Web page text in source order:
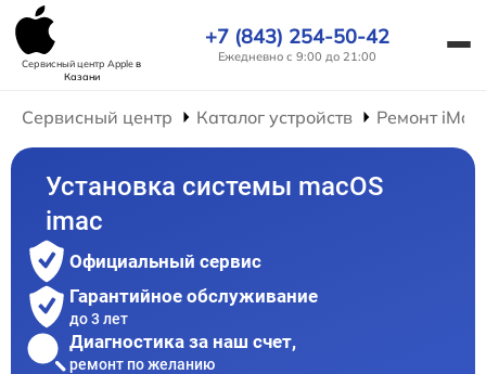
Сервисный центр Appleв
Казани
+7 (843) 254-50-42
Ежедневно с 9:00 до 21:00
Сервисный центр Каталог устройств Ремонт iMac
Установка системы macOS
imac
Официальный сервис
Гарантийное обслуживание
до 3 лет
Диагностика за наш счет,
ремонт по желанию